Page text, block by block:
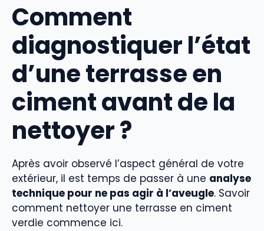
Comment
diagnostiquer l’état
d’une terrasse en
ciment avant de la
nettoyer ?
Après avoir observé l’aspect général de votre
extérieur, il est temps de passer à une analyse
technique pour ne pas agir à l’aveugle. Savoir
comment nettoyer une terrasse en ciment
verdie commence ici.